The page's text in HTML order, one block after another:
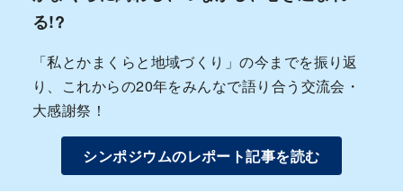
る!?
「私とかまくらと地域づくり」の今までを振り返
り、これからの20年をみんなで語り合う交流会・
大感謝祭！
シンポジウムのレポート記事を読む